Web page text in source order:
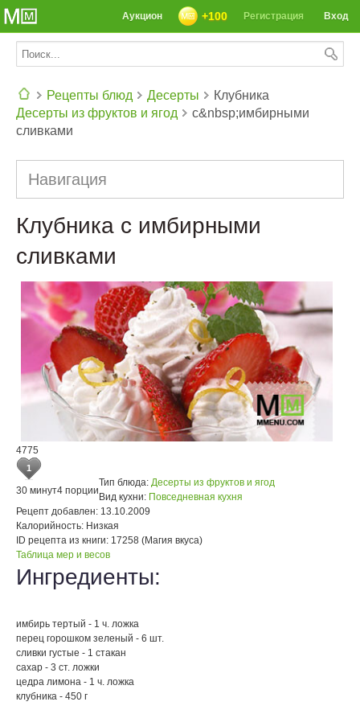
Вход
Регистрация
+100
Аукцион
Рецепты блюд
Десерты
Десерты из фруктов и ягод
Клубника
с&nbsp;имбирными
сливками
Навигация
Клубника с имбирными
сливками
4775
1
30 минут4 порции
Тип блюда: Десерты из фруктов и ягод
Вид кухни: Повседневная кухня
Рецепт добавлен: 13.10.2009
Калорийность: Низкая
ID рецепта из книги: 17258 (Магия вкуса)
Таблица мер и весов
Ингредиенты:
имбирь тертый - 1 ч. ложка
перец горошком зеленый - 6 шт.
сливки густые - 1 стакан
сахар - 3 ст. ложки
цедра лимона - 1 ч. ложка
клубника - 450 г